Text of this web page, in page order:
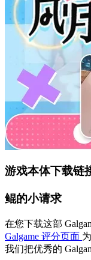
游戏本体下载链
鲲的小请求
在您下载这部
Galgame 评分页面
我们把优秀的